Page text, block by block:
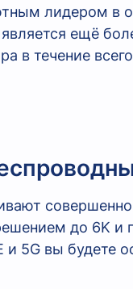
лидером в
ещё
в течение
до 6K
5G вы будете